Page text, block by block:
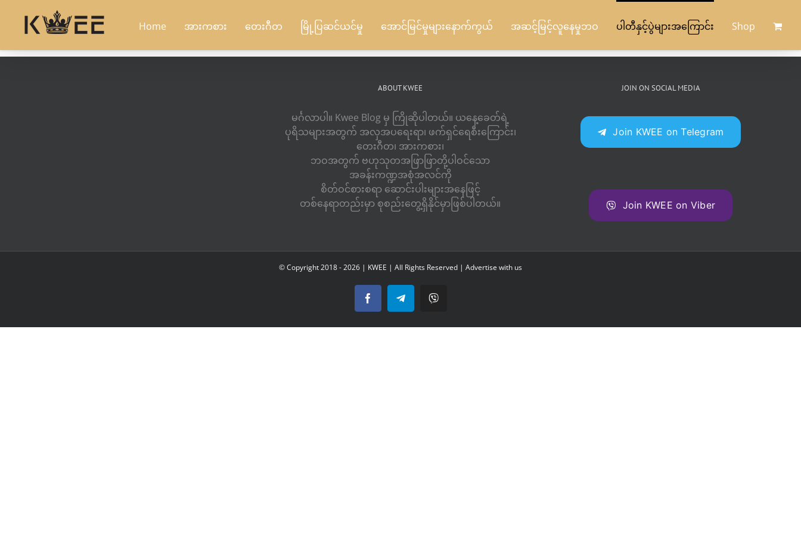
content
Home အားကစား တေးဂီတ မြို့ပြဆင်ယင်မှု အောင်မြင်မှုများနောက်ကွယ် အဆင့်မြင့်လူနေမှုဘဝ ပါတီနှင့်ပွဲများအကြောင်း Shop
ABOUT KWEE
မင်္ဂလာပါ။ Kwee Blog မှ ကြိုဆိုပါတယ်။ ယနေ့ခေတ်ရဲ့
ပုရိသများအတွက် အလှအပရေးရာ၊ ဖက်ရှင်ရေစီးကြောင်း၊
တေးဂီတ၊ အားကစား၊
ဘဝအတွက် ဗဟုသုတအဖြာဖြာတို့ပါဝင်သော
အခန်းကဏ္ဍအစုံအလင်ကို
စိတ်ဝင်စားစရာ ဆောင်းပါးများအနေဖြင့်
တစ်နေရာတည်းမှာ စုစည်းတွေ့ရှိနိုင်မှာဖြစ်ပါတယ်။
JOIN ON SOCIAL MEDIA
Join KWEE on Telegram
Join KWEE on Viber
© Copyright 2018 -2026 | KWEE | All Rights Reserved | Advertise with us
FacebookTelegramViber